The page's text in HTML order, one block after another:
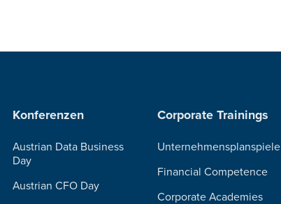
Konferenzen
Austrian Data Business
Day
Austrian CFO Day
Corporate Trainings
Unternehmensplanspiele
Financial Competence
Corporate Academies